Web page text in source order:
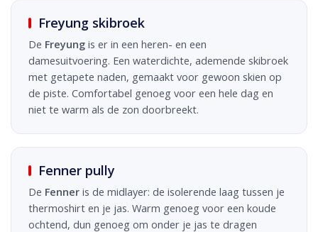
Freyung skibroek
De Freyung is er in een heren- en een
damesuitvoering. Een waterdichte, ademende skibroek
met getapete naden, gemaakt voor gewoon skien op
de piste. Comfortabel genoeg voor een hele dag en
niet te warm als de zon doorbreekt.
Fenner pully
De Fenner is de midlayer: de isolerende laag tussen je
thermoshirt en je jas. Warm genoeg voor een koude
ochtend, dun genoeg om onder je jas te dragen